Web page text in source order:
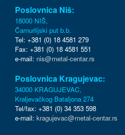
Poslovnica Niš:
18000 NIŠ,
Čamurlijski put b.b.
Tel: +381 (0) 18 4581 279
Fax: +381 (0) 18 4581 551
e-mail: nis@metal-centar.rs
Poslovnica Kragujevac:
34000 KRAGUJEVAC,
Kraljevačkog Bataljona 274
Tel/fax: +381 (0) 34 353 598
e-mail: kragujevac@metal-centar.rs